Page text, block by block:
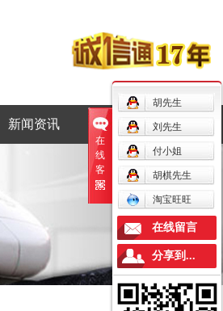
新闻资讯 联系我们
在
线
客
服
胡先生
刘先生
付小姐
胡棋先生
淘宝旺旺
在线留言
分享到...